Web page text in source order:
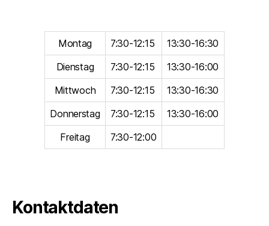
Montag 7:30-12:15
13:30-16:30
Dienstag
7:30-12:15
13:30-16:00
Mittwoch
7:30-12:15
13:30-16:30
Donnerstag
7:30-12:15
13:30-16:00
Freitag
7:30-12:00
Kontaktdaten